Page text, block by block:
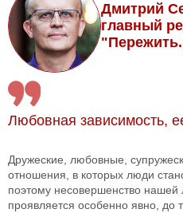
Дмитрий
главный
Любовная зависимость,
Дружеские, любовные,
отношения, в которых люди
поэтому несовершенство
проявляется особенно явно, до